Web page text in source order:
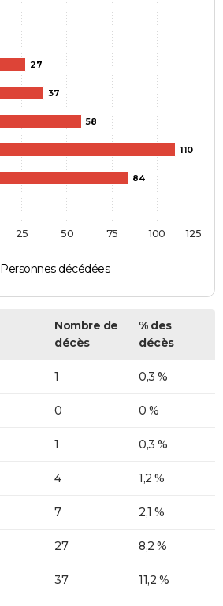
27
37
58
110
84
Personnes décédées
100
25 50 75 125
Nombre de
décès
% des
décès
1 0,3 %
0 0 %
1 0,3 %
4 1,2 %
7 2,1 %
27 8,2 %
37 11,2 %